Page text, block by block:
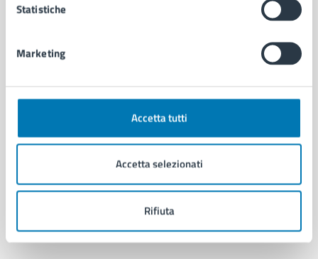
Statistiche
Marketing
Accetta tutti
Accetta selezionati
Rifiuta
Comune di Napoli
AMMINISTRAZIONE
Organi di governo
Enti e fondazioni
Personale amministrativo
Intranet, posta aziendale e protocollo